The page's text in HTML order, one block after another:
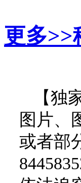
更多>>
【独
图片、
或者部